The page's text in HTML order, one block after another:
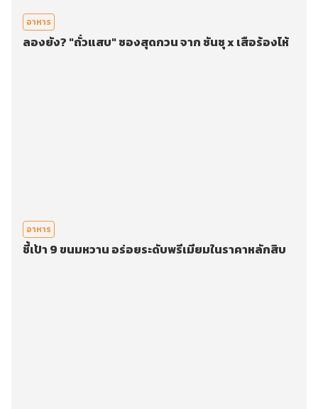
อาหาร
ลองยัง? "ถั่วแสบ" ซองสุดกวน จาก ซันซุ x เสือร้องไห้
อาหาร
ชี้เป้า 9 ขนมหวาน อร่อยระดับพรีเมียมในราคาหลักสิบ